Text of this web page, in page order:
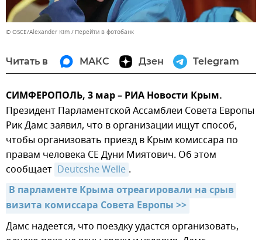
© OSCE/Alexander Kim Перейти в фотобанк
Читать в МАКС Дзен Telegram
СИМФЕРОПОЛЬ, 3 мар – РИА Новости Крым.
Президент Парламентской Ассамблеи Совета Европы
Рик Дамс заявил, что в организации ищут способ,
чтобы организовать приезд в Крым комиссара по
правам человека СЕ Дуни Миятович. Об этом
сообщает Deutcshe Welle .
В парламенте Крыма отреагировали на срыв
визита комиссара Совета Европы >>
Дамс надеется, что поездку удастся организовать,